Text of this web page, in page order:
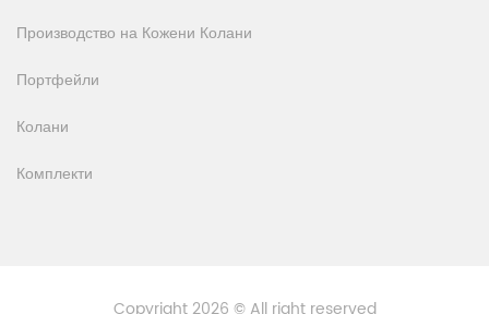
Производство на Кожени Колани
Портфейли
Колани
Комплекти
Copyright 2026 © All right reserved